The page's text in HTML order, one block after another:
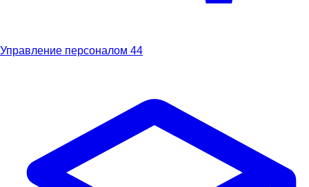
Управление персоналом 44